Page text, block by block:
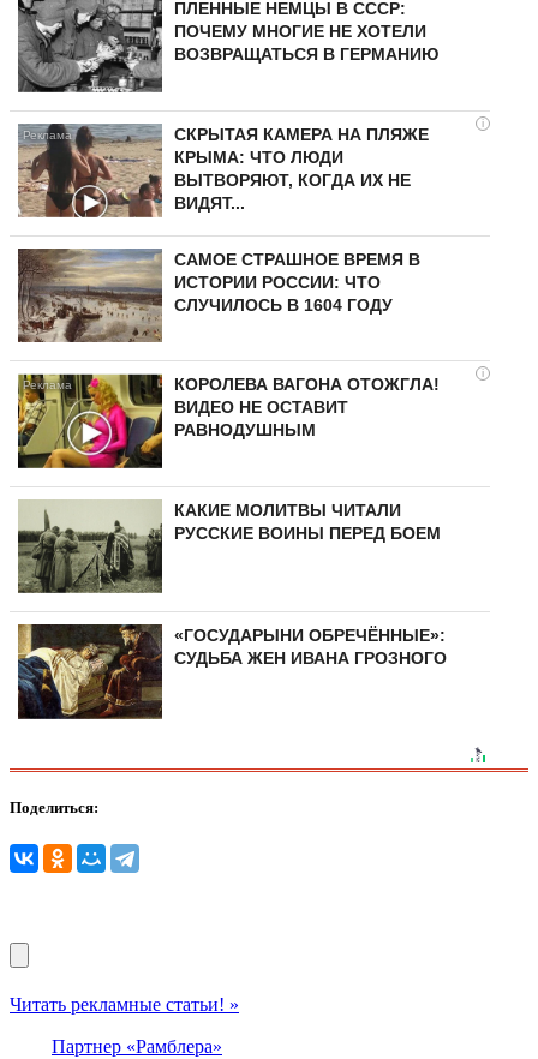
ПЛЕННЫЕ НЕМЦЫ В СССР:
ПОЧЕМУ МНОГИЕ НЕ ХОТЕЛИ
ВОЗВРАЩАТЬСЯ В ГЕРМАНИЮ
i
СКРЫТАЯ КАМЕРА НА ПЛЯЖЕ
КРЫМА: ЧТО ЛЮДИ
ВЫТВОРЯЮТ, КОГДА ИХ НЕ
ВИДЯТ...
САМОЕ СТРАШНОЕ ВРЕМЯ В
ИСТОРИИ РОССИИ: ЧТО
СЛУЧИЛОСЬ В 1604 ГОДУ
i
КОРОЛЕВА ВАГОНА ОТОЖГЛА!
ВИДЕО НЕ ОСТАВИТ
РАВНОДУШНЫМ
КАКИЕ МОЛИТВЫ ЧИТАЛИ
РУССКИЕ ВОИНЫ ПЕРЕД БОЕМ
«ГОСУДАРЫНИ ОБРЕЧЁННЫЕ»:
СУДЬБА ЖЕН ИВАНА ГРОЗНОГО
Поделиться:
Читать рекламные статьи! »
Партнер «Рамблера»